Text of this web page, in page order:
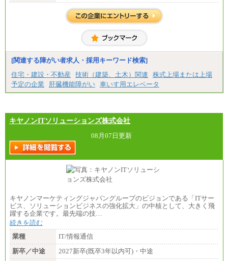
【正社員】
[全国社員]月給348,000円～
[地域社員]月給295,000円～
【契約社員】月給200,000円～
[関連する障がい者求人・採用キーワード検索]
住宅・建設・不動産
技術（建築、土木）関連
株式上場または上場
予定の企業
肝臓機能障がい 車いす用エレベータ
キヤノンITソリューションズ株式会社
08月07日更新
キヤノンマーケティングジャパングループのビジョンである「ITサー
ビス、ソリューションビジネスの強化拡大」の中核として、大きく飛
躍する企業です。最先端の技…
続きを読む
業種
IT/情報通信
新卒／中途
2027新卒(既卒3年以内可)・中途